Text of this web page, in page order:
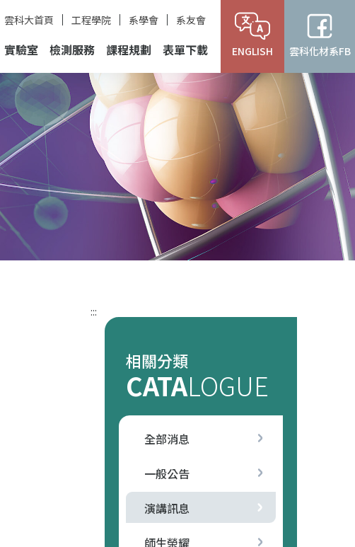
雲科大首頁 工程學院 系學會 系友會
實驗室 檢測服務 課程規劃 表單下載 ENGLISH 雲科化材系FB
:::
相關分類
CATALOGUE
全部消息
一般公告
演講訊息
師生榮耀